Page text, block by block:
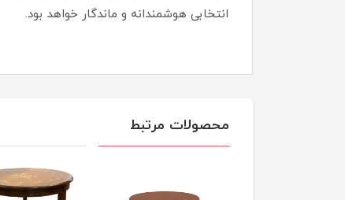
انتخابی هوشمندانه و ماندگار خواهد بود.
محصولات مرتبط